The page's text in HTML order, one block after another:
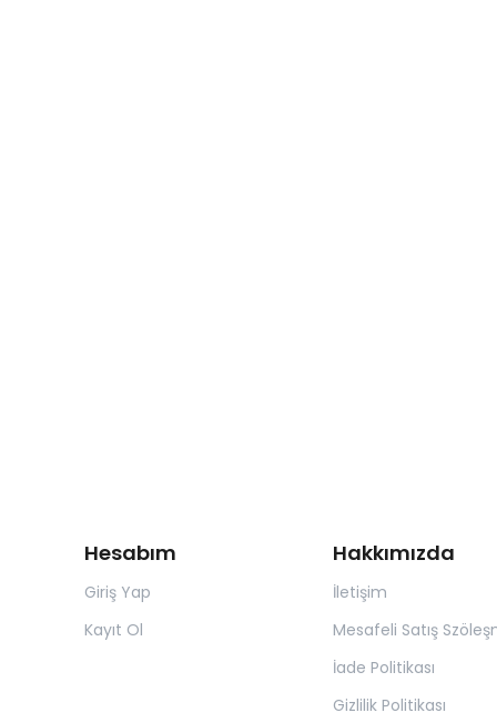
Hesabım
Giriş Yap
Kayıt Ol
Hakkımızda
İletişim
Mesafeli Satış
İade Politikası
Gizlilik Politikası